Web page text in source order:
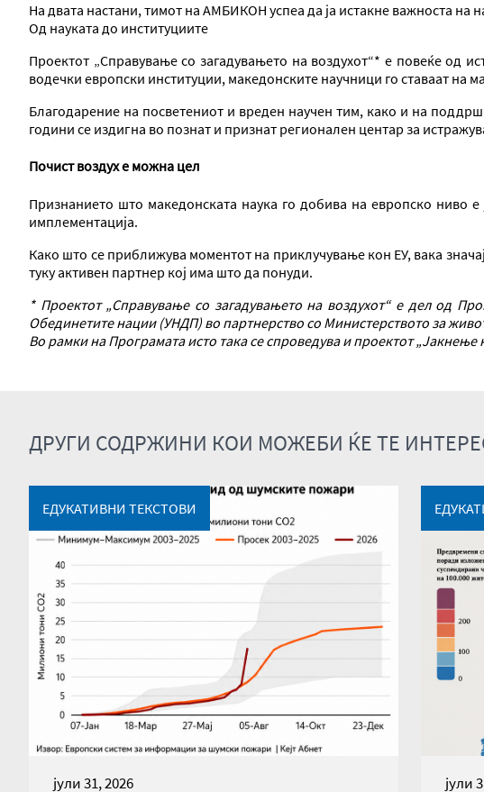
На двата настани, тимот на АМБИКОН успеа да ја истакне важноста
Од науката до институциите
Проектот „Справување со загадувањето на воздухот“* е повеќе од
водечки европски институции, македонските научници го ставаат
Благодарение на посветениот и вреден научен тим, како и на
години се издигна во познат и признат регионален центар за
Почист воздух е можна цел
Признанието што македонската наука го добива на европско ниво
имплементација.
Како што се приближува моментот на приклучување кон ЕУ, вака
туку активен партнер кој има што да понуди.
* Проектот „Справување со загадувањето на воздухот“ е дел од
Обединетите нации (УНДП) во партнерство со Министерството за
Во рамки на Програмата исто така се спроведува и проектот
ДРУГИ СОДРЖИНИ КОИ МОЖЕБИ ЌЕ ТЕ
ЕДУКАТИВНИ ТЕКСТОВИ
јули 31, 2026 јули